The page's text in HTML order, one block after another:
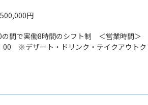
円
の間で実働8時間のシフト制 ＜営業時間
00 ※デザート・ドリンク・テイクアウト